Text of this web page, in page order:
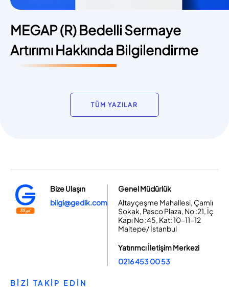
MEGAP (R) Bedelli Sermaye
Artırımı Hakkında Bilgilendirme
TÜM YAZILAR
Bize Ulaşın
bilgi@gedik.com
Genel Müdürlük
Altayçeşme Mahallesi, Çamlı
Sokak, Pasco Plaza, No :21, İç
Kapı No :45, Kat: 10-11-12
Maltepe/ İstanbul
Yatırımcı İletişim Merkezi
0216 453 00 53
BİZİ TAKİP EDİN